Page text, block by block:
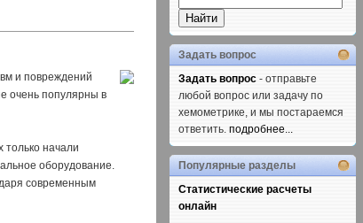
и повреждений
очень популярны в
только начали
оборудование.
современным
Задать вопрос
Задать вопрос - отправьте
любой вопрос или задачу по
хемометрике, и мы постараемся
ответить. подробнее...
Популярные разделы
Статистические расчеты
онлайн